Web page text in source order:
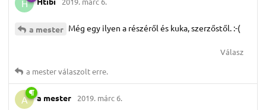
H
a mester Még egy ilyen a részéről és kuka, szerzőstől. :-(
Válasz
a mesterválaszolt erre.
A a mester 2019. márc 6.